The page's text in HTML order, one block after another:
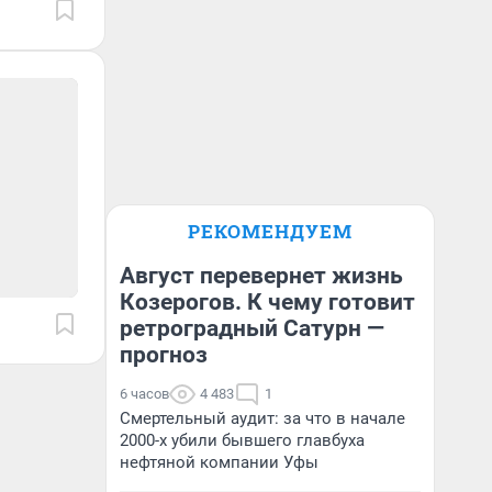
РЕКОМЕНДУЕМ
Август перевернет жизнь
Козерогов. К чему готовит
ретроградный Сатурн —
прогноз
6 часов 4 483 1
Смертельный аудит: за что в начале
2000-х убили бывшего главбуха
нефтяной компании Уфы